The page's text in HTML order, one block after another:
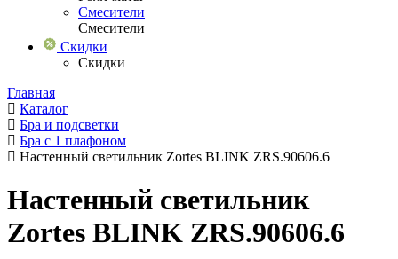
Смесители
Смесители
Скидки
Скидки
Главная
Каталог
Бра и подсветки
Бра с 1 плафоном
Настенный светильник Zortes BLINK ZRS.90606.6
Настенный светильник
Zortes BLINK ZRS.90606.6